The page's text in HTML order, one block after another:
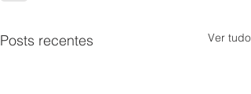
Posts recentes Ver tudo